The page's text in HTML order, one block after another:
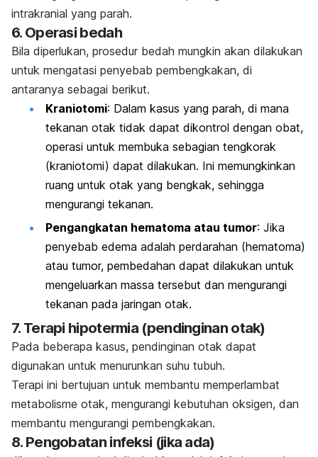
intrakranial yang parah.
6. Operasi bedah
Bila diperlukan, prosedur bedah mungkin akan dilakukan
untuk mengatasi penyebab pembengkakan, di
antaranya sebagai berikut.
Kraniotomi: Dalam kasus yang parah, di mana
tekanan otak tidak dapat dikontrol dengan obat,
operasi untuk membuka sebagian tengkorak
(kraniotomi) dapat dilakukan. Ini memungkinkan
ruang untuk otak yang bengkak, sehingga
mengurangi tekanan.
Pengangkatan hematoma atau tumor: Jika
penyebab edema adalah perdarahan (hematoma)
atau tumor, pembedahan dapat dilakukan untuk
mengeluarkan massa tersebut dan mengurangi
tekanan pada jaringan otak.
7. Terapi hipotermia (pendinginan otak)
Pada beberapa kasus, pendinginan otak dapat
digunakan untuk menurunkan suhu tubuh.
Terapi ini bertujuan untuk membantu memperlambat
metabolisme otak, mengurangi kebutuhan oksigen, dan
membantu mengurangi pembengkakan.
8. Pengobatan infeksi (jika ada)